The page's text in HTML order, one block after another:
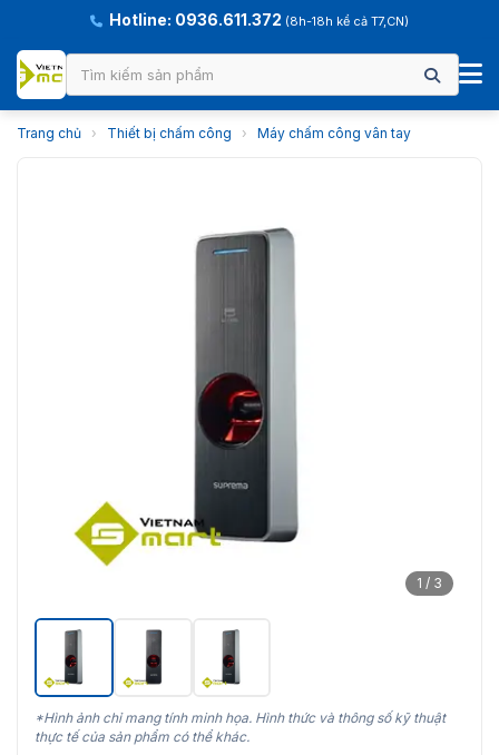
Hotline: 0936.611.372 (8h-18h kể cả T7,CN)
Trang chủ › Thiết bị chấm công › Máy chấm công vân tay
1 / 3
*Hình ảnh chỉ mang tính minh họa. Hình thức và thông số kỹ thuật
thực tế của sản phẩm có thể khác.